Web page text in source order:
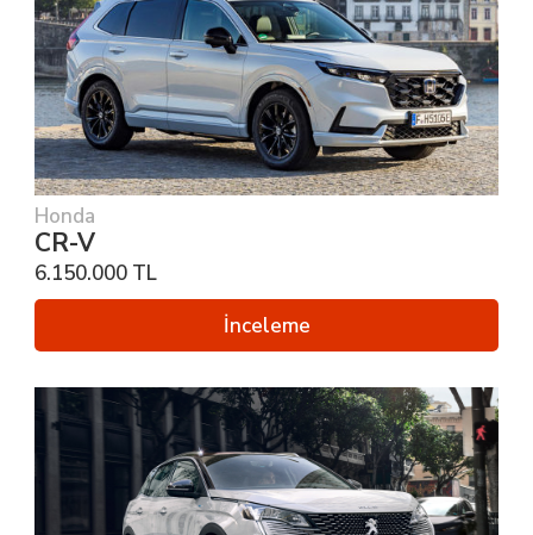
Honda
CR-V
6.150.000 TL
İnceleme